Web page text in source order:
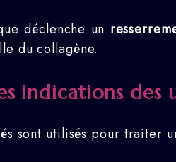
déclenche un
du collagène.
indications des
sont utilisés pour traiter